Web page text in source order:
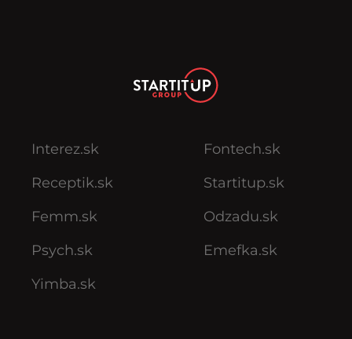
Interez.sk
Receptik.sk
Femm.sk
Psych.sk
Yimba.sk
Fontech.sk
Startitup.sk
Odzadu.sk
Emefka.sk